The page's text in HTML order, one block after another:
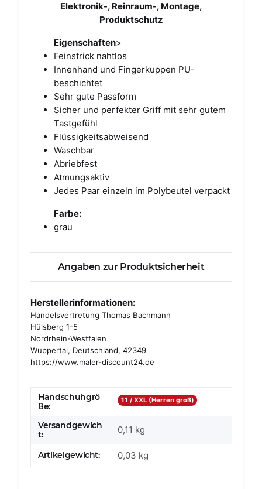
Elektronik-, Reinraum-, Montage,
Produktschutz
Eigenschaften>
Feinstrick nahtlos
Innenhand und Fingerkuppen PU-
beschichtet
Sehr gute Passform
Sicher und perfekter Griff mit sehr gutem
Tastgefühl
Flüssigkeitsabweisend
Waschbar
Abriebfest
Atmungsaktiv
Jedes Paar einzeln im Polybeutel verpackt
Farbe:
grau
Angaben zur Produktsicherheit
Herstellerinformationen:
Handelsvertretung Thomas Bachmann
Hülsberg 1-5
Nordrhein-Westfalen
Wuppertal, Deutschland, 42349
https://www.maler-discount24.de
Produkteigenschaft
Wert
Handschuhgrö
ße:
11 / XXL (Herren groß)
Versandgewich
t:
0,11 kg
Artikelgewicht: 0,03 kg